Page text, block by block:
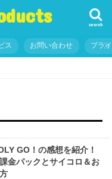
search
ス お問い合わせ プラ
GO！の感想を紹介！
金パックとサイコロ＆お